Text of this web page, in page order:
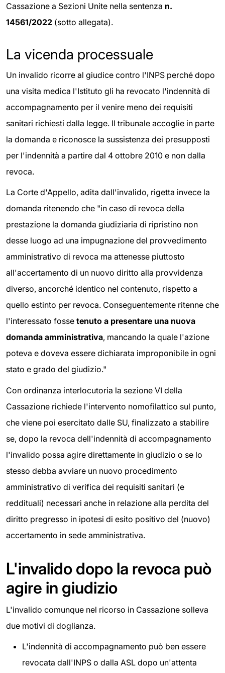
Cassazione a Sezioni Unite nella sentenza n.
14561/2022 (sotto allegata).
La vicenda processuale
Un invalido ricorre al giudice contro l'INPS perché dopo
una visita medica l'Istituto gli ha revocato l'indennità di
accompagnamento per il venire meno dei requisiti
sanitari richiesti dalla legge. Il tribunale accoglie in parte
la domanda e riconosce la sussistenza dei presupposti
per l'indennità a partire dal 4 ottobre 2010 e non dalla
revoca.
La Corte d'Appello, adita dall'invalido, rigetta invece la
domanda ritenendo che "in caso di revoca della
prestazione la domanda giudiziaria di ripristino non
desse luogo ad una impugnazione del provvedimento
amministrativo di revoca ma attenesse piuttosto
all'accertamento di un nuovo diritto alla provvidenza
diverso, ancorché identico nel contenuto, rispetto a
quello estinto per revoca. Conseguentemente ritenne che
l'interessato fosse tenuto a presentare una nuova
domanda amministrativa, mancando la quale l'azione
poteva e doveva essere dichiarata improponibile in ogni
stato e grado del giudizio."
Con ordinanza interlocutoria la sezione VI della
Cassazione richiede l'intervento nomofilattico sul punto,
che viene poi esercitato dalle SU, finalizzato a stabilire
se, dopo la revoca dell'indennità di accompagnamento
l'invalido possa agire direttamente in giudizio o se lo
stesso debba avviare un nuovo procedimento
amministrativo di verifica dei requisiti sanitari (e
reddituali) necessari anche in relazione alla perdita del
diritto pregresso in ipotesi di esito positivo del (nuovo)
accertamento in sede amministrativa.
L'invalido dopo la revoca può
agire in giudizio
L'invalido comunque nel ricorso in Cassazione solleva
due motivi di doglianza.
L'indennità di accompagnamento può ben essere
revocata dall'INPS o dalla ASL dopo un'attenta